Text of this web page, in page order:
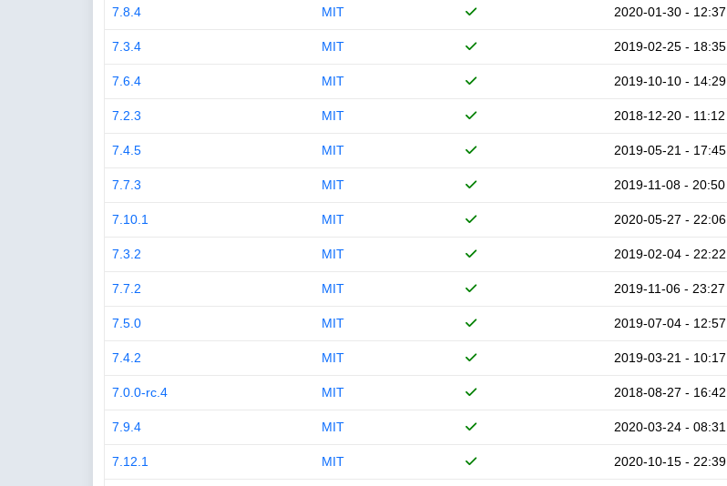
7.8.4 MIT 2020-01-30 - 12:37
7.3.4 MIT 2019-02-25 - 18:35
7.6.4 MIT 2019-10-10 - 14:29
7.2.3 MIT 2018-12-20 - 11:12
7.4.5 MIT 2019-05-21 - 17:45
7.7.3 MIT 2019-11-08 - 20:50
7.10.1 MIT 2020-05-27 - 22:06
7.3.2 MIT 2019-02-04 - 22:22
7.7.2 MIT 2019-11-06 - 23:27
7.5.0 MIT 2019-07-04 - 12:57
7.4.2 MIT 2019-03-21 - 10:17
7.0.0-rc.4 MIT 2018-08-27 - 16:42
7.9.4 MIT 2020-03-24 - 08:31
7.12.1 MIT 2020-10-15 - 22:39